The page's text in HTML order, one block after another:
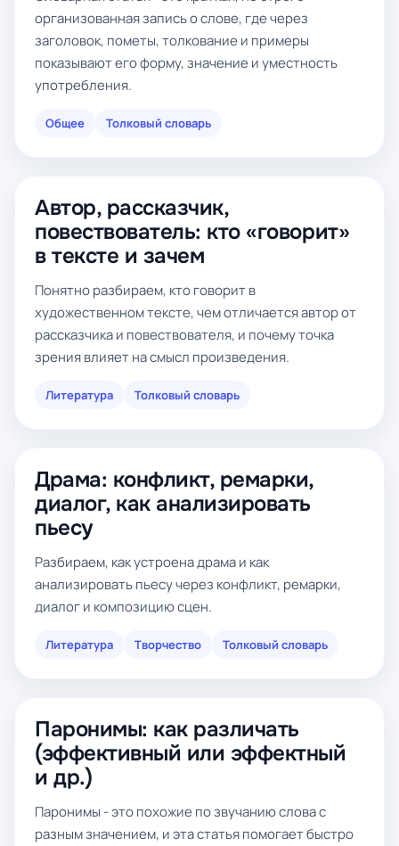
организованная запись о слове, где через
заголовок, пометы, толкование и примеры
показывают его форму, значение и уместность
употребления.
Общее Толковый словарь
Автор, рассказчик,
повествователь: кто «говорит»
в тексте и зачем
Понятно разбираем, кто говорит в
художественном тексте, чем отличается автор от
рассказчика и повествователя, и почему точка
зрения влияет на смысл произведения.
Литература Толковый словарь
Драма: конфликт, ремарки,
диалог, как анализировать
пьесу
Разбираем, как устроена драма и как
анализировать пьесу через конфликт, ремарки,
диалог и композицию сцен.
Литература Творчество Толковый словарь
Паронимы: как различать
(эффективный или эффектный
и др.)
Паронимы - это похожие по звучанию слова с
разным значением, и эта статья помогает быстро